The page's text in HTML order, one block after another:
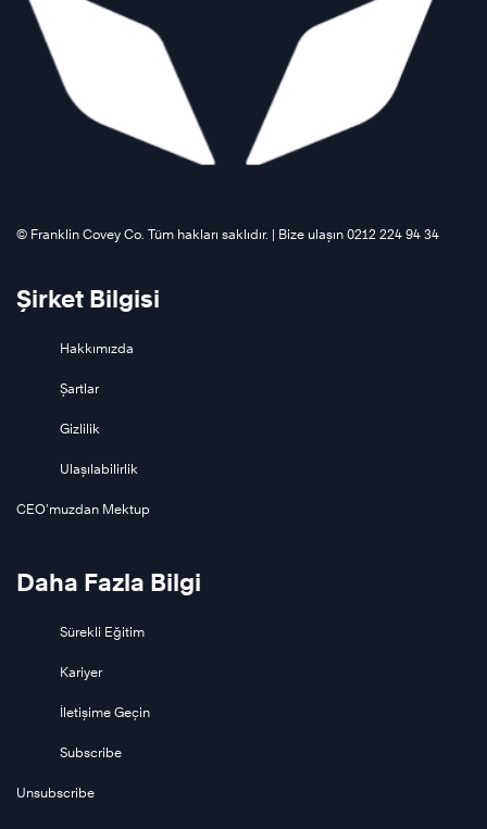
©️ Franklin Covey Co. Tüm hakları saklıdır. | Bize ulaşın 0212 224 94 34
Şirket Bilgisi
Hakkımızda
Şartlar
Gizlilik
Ulaşılabilirlik
CEO’muzdan Mektup
Daha Fazla Bilgi
Sürekli Eğitim
Kariyer
İletişime Geçin
Subscribe
Unsubscribe